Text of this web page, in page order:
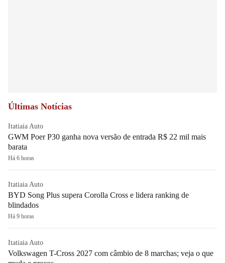
Últimas Notícias
Itatiaia Auto
GWM Poer P30 ganha nova versão de entrada R$ 22 mil mais
barata
Há 6 horas
Itatiaia Auto
BYD Song Plus supera Corolla Cross e lidera ranking de
blindados
Há 9 horas
Itatiaia Auto
Volkswagen T-Cross 2027 com câmbio de 8 marchas; veja o que